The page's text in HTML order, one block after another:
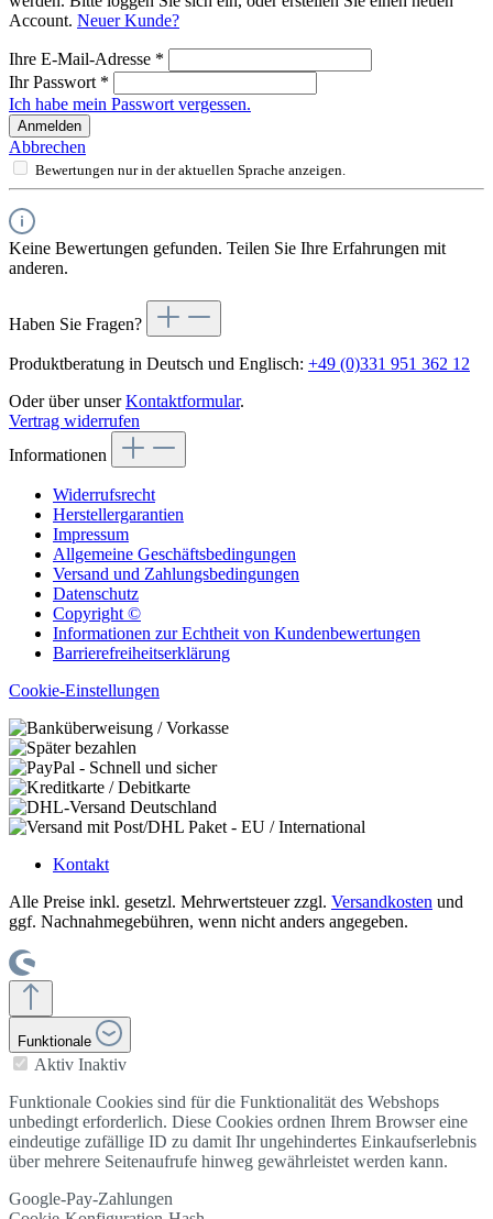
Account. Neuer Kunde?
Ihre E-Mail-Adresse *
Ihr Passwort *
Ich habe mein Passwort vergessen.
Anmelden
Abbrechen
Bewertungen nur in der aktuellen Sprache anzeigen.
Keine Bewertungen gefunden. Teilen Sie Ihre Erfahrungen mit
anderen.
Haben Sie Fragen?
Produktberatung in Deutsch und Englisch: +49 (0)331 951 362 12
Oder über unserKontaktformular.
Vertrag widerrufen
Informationen
Widerrufsrecht
Herstellergarantien
Impressum
Allgemeine Geschäftsbedingungen
Versand und Zahlungsbedingungen
Datenschutz
Copyright ©
Informationen zur Echtheit von Kundenbewertungen
Barrierefreiheitserklärung
Cookie-Einstellungen
Kontakt
Alle Preise inkl. gesetzl. Mehrwertsteuer zzgl. Versandkosten und
ggf. Nachnahmegebühren, wenn nicht anders angegeben.
Funktionale
Aktiv Inaktiv
Funktionale Cookies sind für die Funktionalität des Webshops
unbedingt erforderlich. Diese Cookies ordnen Ihrem Browser eine
eindeutige zufällige ID zu damit Ihr ungehindertes Einkaufserlebnis
über mehrere Seitenaufrufe hinweg gewährleistet werden kann.
Google-Pay-Zahlungen